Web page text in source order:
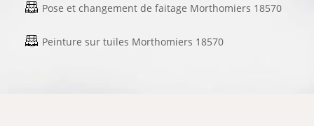
Pose et changement de faitage Morthomiers 18570
Peinture sur tuiles Morthomiers 18570